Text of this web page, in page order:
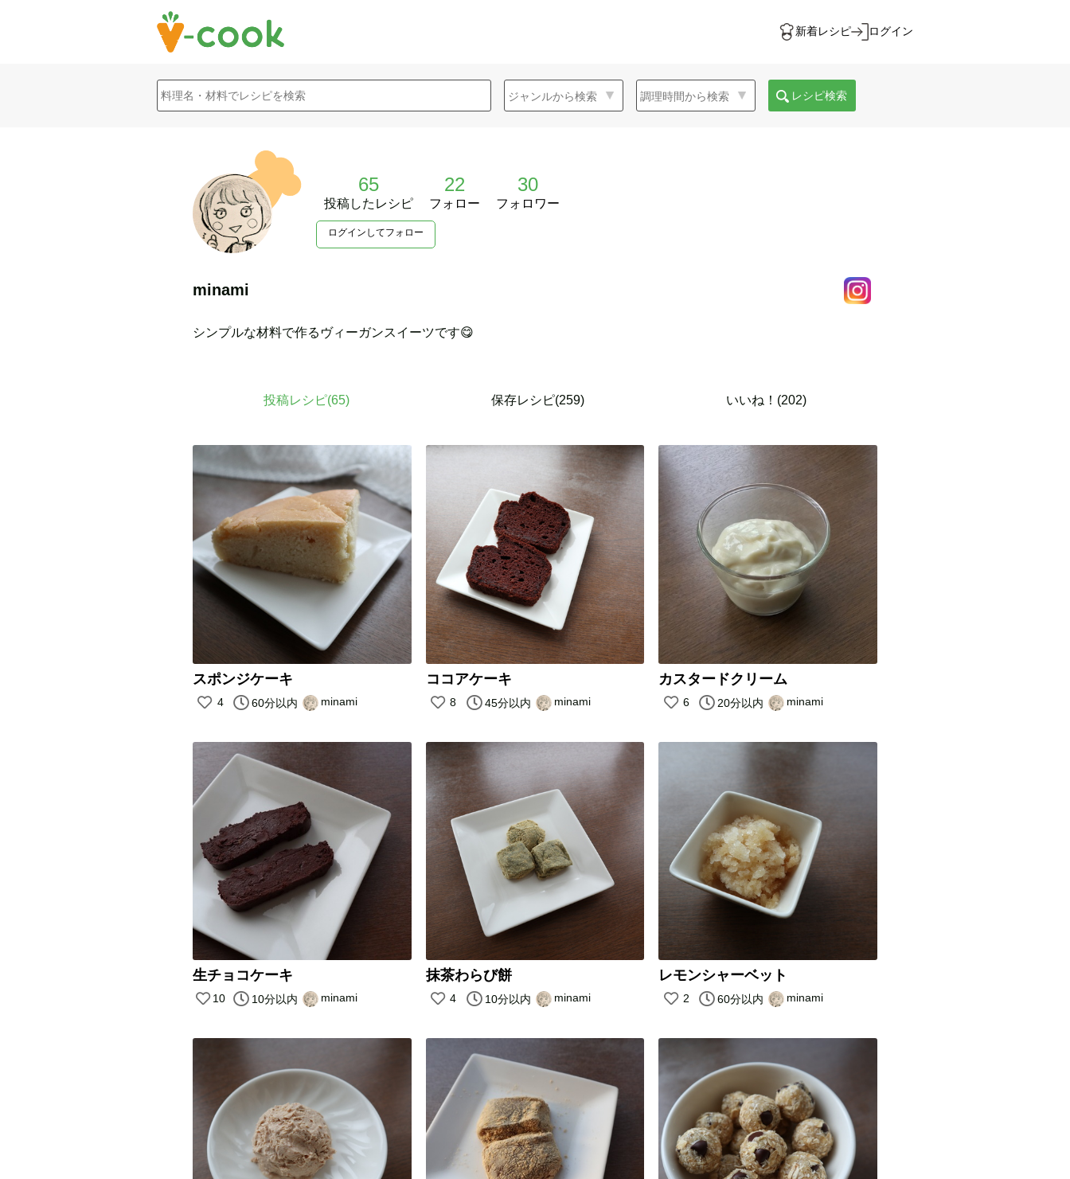
新着レシピ ログイン
レシピ検索
65
投稿したレシピ
22
フォロー
30
フォロワー
ログインしてフォロー
minami
シンプルな材料で作るヴィーガンスイーツです😋
投稿レシピ(65) 保存レシピ(259) いいね！(202)
スポンジケーキ
4 60分以内 minami
ココアケーキ
8 45分以内 minami
カスタードクリーム
6 20分以内 minami
生チョコケーキ
10 10分以内 minami
抹茶わらび餅
4 10分以内 minami
レモンシャーベット
2 60分以内 minami